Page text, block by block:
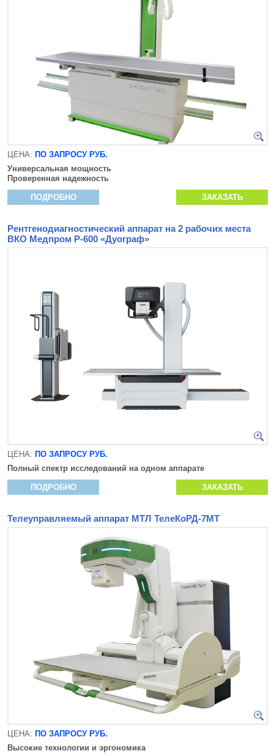
ЦЕНА: ПО ЗАПРОСУ РУБ.
Универсальная мощность
Проверенная надежность
ПОДРОБНО ЗАКАЗАТЬ
Рентгенодиагностический аппарат на 2 рабочих места
ВКО Медпром Р-600 «Дуограф»
ЦЕНА: ПО ЗАПРОСУ РУБ.
Полный спектр исследований на одном аппарате
ПОДРОБНО ЗАКАЗАТЬ
Телеуправляемый аппарат МТЛ ТелеКоРД-7МТ
ЦЕНА: ПО ЗАПРОСУ РУБ.
Высокие технологии и эргономика